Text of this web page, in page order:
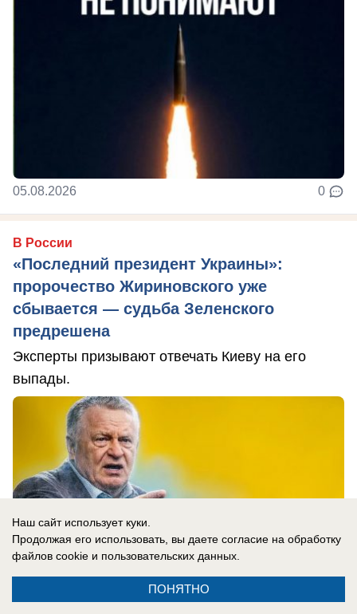
05.08.2026 0
В России
«Последний президент Украины»:
пророчество Жириновского уже
сбывается — судьба Зеленского
предрешена
Эксперты призывают отвечать Киеву на его
выпады.
Наш сайт использует куки.
Продолжая его использовать, вы даете согласие на обработку
файлов cookie и пользовательских данных.
ПОНЯТНО